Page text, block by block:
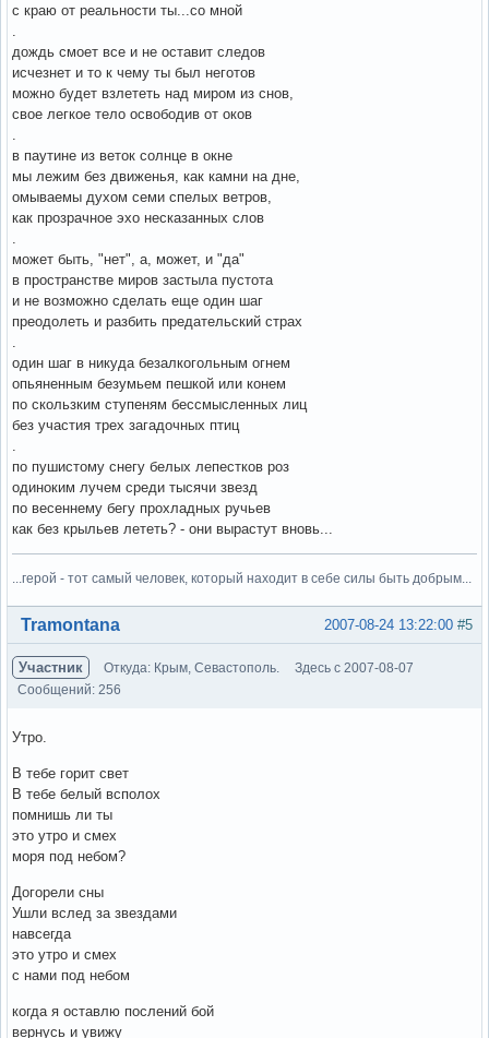
с краю от реальности ты...со мной
дождь смоет все и не оставит следов
исчезнет и то к чему ты был неготов
можно будет взлететь над миром из снов,
свое легкое тело освободив от оков
в паутине из веток солнце в окне
мы лежим без движенья, как камни на дне,
омываемы духом семи спелых ветров,
как прозрачное эхо несказанных слов
может быть, "нет", а, может, и "да"
в пространстве миров застыла пустота
и не возможно сделать еще один шаг
преодолеть и разбить предательский страх
один шаг в никуда безалкогольным огнем
опьяненным безумьем пешкой или конем
по скользким ступеням бессмысленных лиц
без участия трех загадочных птиц
по пушистому снегу белых лепестков роз
одиноким лучем среди тысячи звезд
по весеннему бегу прохладных ручьев
как без крыльев лететь? - они вырастут вновь...
...герой - тот самый человек, который находит в себе силы быть добрым...
Вне форума #5
2007-08-24 13:22:00
Tramontana
Участник Откуда: Крым, Севастополь.
Здесь с 2007-08-07
Сообщений: 256
Утро.
В тебе горит свет
В тебе белый всполох
помнишь ли ты
это утро и смех
моря под небом?
Догорели сны
Ушли вслед за звездами
навсегда
это утро и смех
с нами под небом
когда я оставлю послений бой
вернусь и увижу